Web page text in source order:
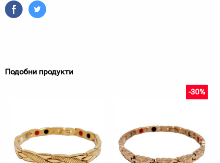
Подобни продукти
-30%